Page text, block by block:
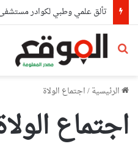
بحث عن
الرئيسية/اجتماع الولاة
اجتماع